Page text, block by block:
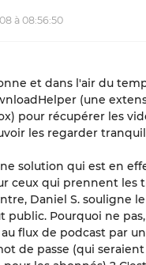
à 08:56:50
et dans l'air du
(une
pour récupérer les
les regarder
solution qui est en
ceux qui prennent les
Daniel S. souligne
public. Pourquoi ne
flux de podcast par
de passe (qui